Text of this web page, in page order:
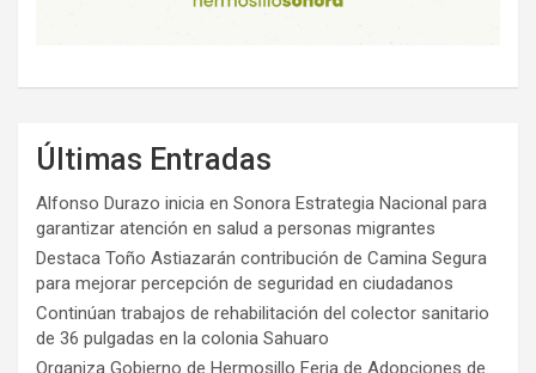
Últimas Entradas
Alfonso Durazo inicia en Sonora Estrategia Nacional para
garantizar atención en salud a personas migrantes
Destaca Toño Astiazarán contribución de Camina Segura
para mejorar percepción de seguridad en ciudadanos
Continúan trabajos de rehabilitación del colector sanitario
de 36 pulgadas en la colonia Sahuaro
Organiza Gobierno de Hermosillo Feria de Adopciones de